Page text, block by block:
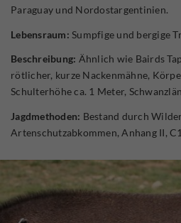
Paraguay und Nordostargentinien.
Lebensraum: Sumpfige und bergige
Beschreibung: Ähnlich wie Bairds
rötlicher, kurze Nackenmähne,
Schulterhöhe ca. 1 Meter,
Jagdmethoden: Bestand durch
Artenschutzabkommen, Anhang II,